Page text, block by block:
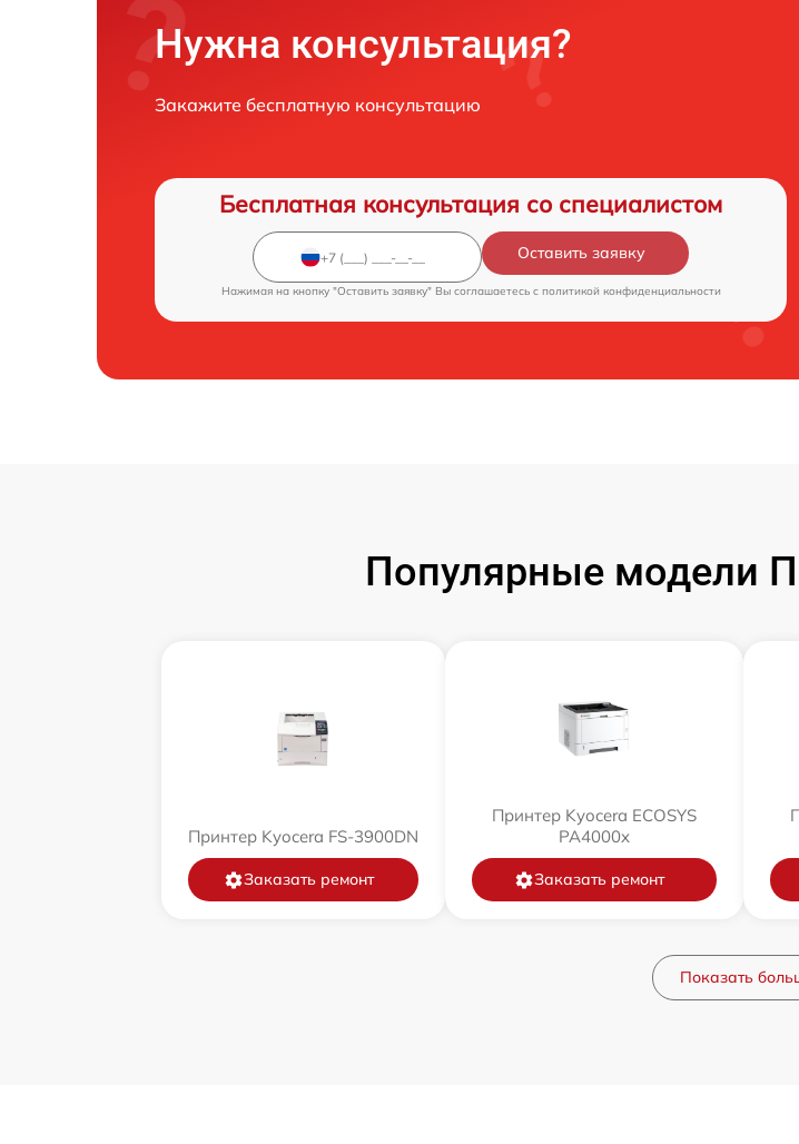
Нужна консультация?
Закажите бесплатную консультацию
Бесплатная консультация со специалистом
Оставить заявку
Нажимая на кнопку "Оставить заявку" Вы соглашаетесь c политикой конфиденциальности
Популярные модели
Принтер Kyocera FS-3900DN
Заказать ремонт
Принтер Kyocera ECOSYS
PA4000x
Заказать ремонт
Показать